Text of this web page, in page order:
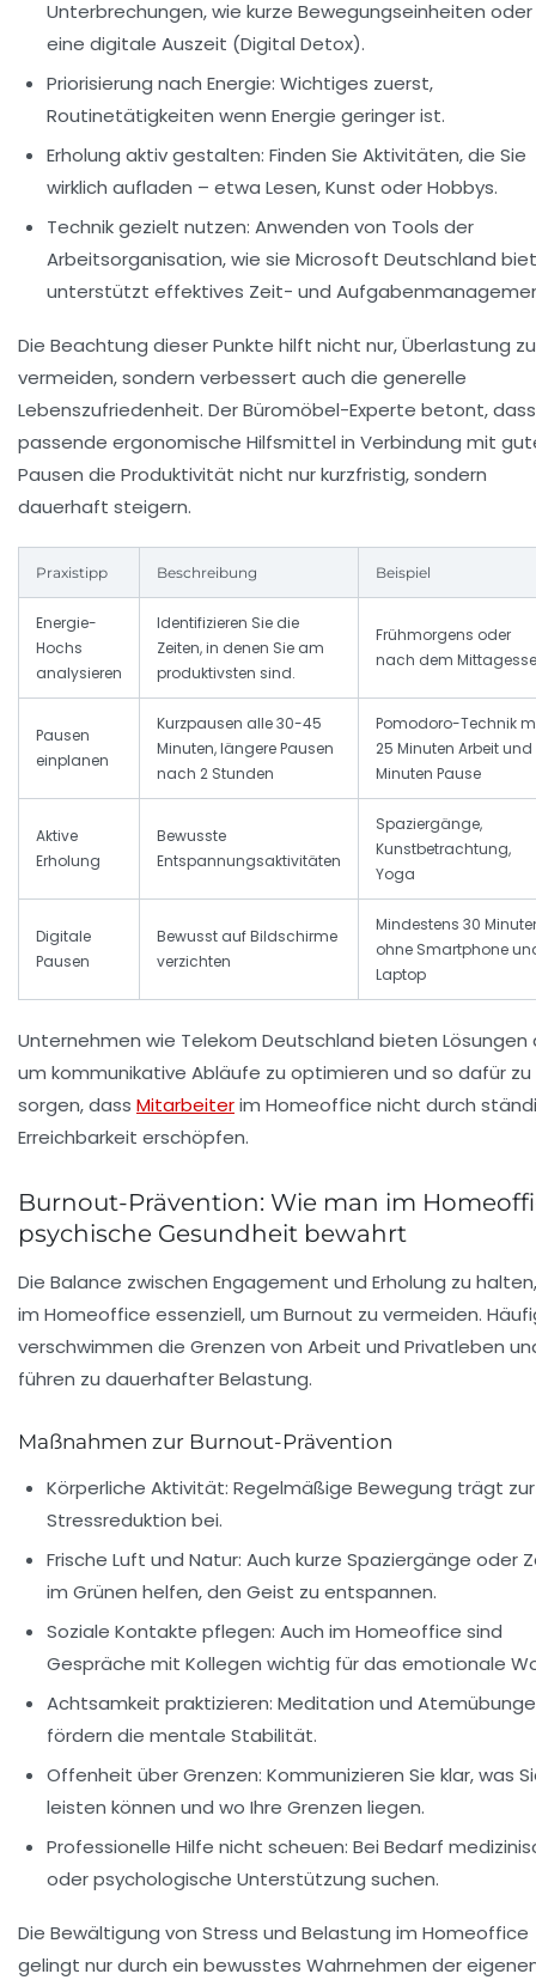
Unterbrechungen, wie kurze Bewegungseinheiten oder
eine digitale Auszeit (Digital Detox).
Priorisierung nach Energie: Wichtiges zuerst,
Routinetätigkeiten wenn Energie geringer ist.
Erholung aktiv gestalten: Finden Sie Aktivitäten, die Sie
wirklich aufladen – etwa Lesen, Kunst oder Hobbys.
Technik gezielt nutzen: Anwenden von Tools der
Arbeitsorganisation, wie sie Microsoft Deutschland
unterstützt effektives Zeit- und
Die Beachtung dieser Punkte hilft nicht nur, Überlastung zu
vermeiden, sondern verbessert auch die generelle
Lebenszufriedenheit. Der Büromöbel-Experte betont, dass
passende ergonomische Hilfsmittel in Verbindung mit
Pausen die Produktivität nicht nur kurzfristig, sondern
dauerhaft steigern.
Praxistipp Beschreibung Beispiel
Energie-
Hochs
analysieren
Identifizieren Sie die
Zeiten, in denen Sie am
produktivsten sind.
Frühmorgens oder
nach dem
Pausen
einplanen
Kurzpausen alle 30-45
Minuten, längere Pausen
nach 2 Stunden
Pomodoro-Technik
25 Minuten Arbeit und
Minuten Pause
Aktive
Erholung
Bewusste
Entspannungsaktivitäten
Spaziergänge,
Kunstbetrachtung,
Yoga
Digitale
Pausen
Bewusst auf Bildschirme
verzichten
Mindestens 30
ohne Smartphone
Laptop
Unternehmen wie Telekom Deutschland bieten Lösungen
um kommunikative Abläufe zu optimieren und so dafür zu
sorgen, dass Mitarbeiterim Homeoffice nicht durch
Erreichbarkeit erschöpfen.
Burnout-Prävention: Wie man im
psychische Gesundheit bewahrt
Die Balance zwischen Engagement und Erholung zu
im Homeoffice essenziell, um Burnout zu vermeiden.
verschwimmen die Grenzen von Arbeit und Privatleben
führen zu dauerhafter Belastung.
Maßnahmen zur Burnout-Prävention
Körperliche Aktivität: Regelmäßige Bewegung trägt zur
Stressreduktion bei.
Frische Luft und Natur: Auch kurze Spaziergänge oder
im Grünen helfen, den Geist zu entspannen.
Soziale Kontakte pflegen: Auch im Homeoffice sind
Gespräche mit Kollegen wichtig für das emotionale
Achtsamkeit praktizieren: Meditation und
fördern die mentale Stabilität.
Offenheit über Grenzen: Kommunizieren Sie klar, was
leisten können und wo Ihre Grenzen liegen.
Professionelle Hilfe nicht scheuen: Bei Bedarf
oder psychologische Unterstützung suchen.
Die Bewältigung von Stress und Belastung im Homeoffice
gelingt nur durch ein bewusstes Wahrnehmen der